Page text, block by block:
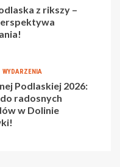
z rikszy –
WYDARZENIA
Podlaskiej 2026:
do radosnych
w Dolinie